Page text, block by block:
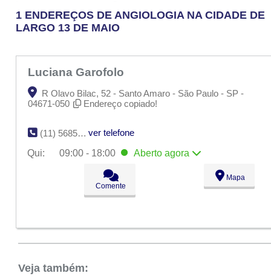
1 ENDEREÇOS DE ANGIOLOGIA NA CIDADE DE
LARGO 13 DE MAIO
Luciana Garofolo
R Olavo Bilac, 52 - Santo Amaro - São Paulo - SP -
04671-050
Endereço copiado!
(11) 5685-6735
ver telefone
Qui:
09:00 - 18:00 Aberto agora
09:00 - 18:00
09:00 - 18:00
09:00 - 18:00
Comente
Mapa
Veja também: